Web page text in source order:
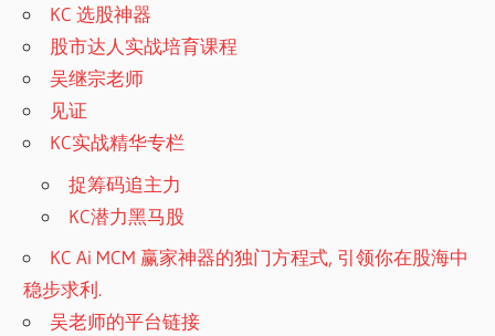
KC 选股神器
股市达人实战培育课程
吴继宗老师
见证
KC实战精华专栏
捉筹码追主力
KC潜力黑马股
KC Ai MCM 赢家神器的独门方程式, 引领你在股海中
稳步求利.
吴老师的平台链接